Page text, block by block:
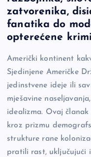
e
b
o
o
k
y
Li
n
k
n
g
er
zatvorenika,
fanatika do
opterećene
Američki kontinent
Sjedinjene Američke
jedinstvene ideje ili
mješavine
idealizma. Ovaj
kroz prizmu
strukture rane
pratili rast, uključujući